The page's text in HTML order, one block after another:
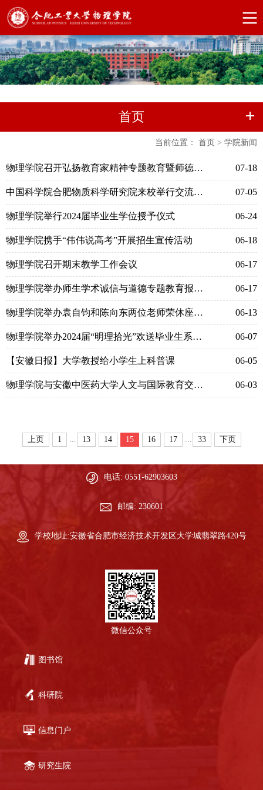
首页
当前位置： 首页 > 学院新闻
物理学院召开弘扬教育家精神专题教育暨师德师风建设座谈会 07-18
中国科学院合肥物质科学研究院来校举行交流活动 07-05
物理学院举行2024届毕业生学位授予仪式 06-24
物理学院携手“伟伟说高考”开展招生宣传活动 06-18
物理学院召开期末教学工作会议 06-17
物理学院举办师生学术诚信与道德专题教育报告会 06-17
物理学院举办袁自钧和陈向东两位老师荣休座谈会 06-13
物理学院举办2024届“明理拾光”欢送毕业生系列活动 06-07
【安徽日报】大学教授给小学生上科普课 06-05
物理学院与安徽中医药大学人文与国际教育交流学院赴肥西县开展“鸿鹄学堂”共建揭牌暨“六一”主题队日活动 06-03
上页 1 ... 13 14 15 16 17 ... 33 下页
电话: 0551-62903603
邮编: 230601
学校地址:安徽省合肥市经济技术开发区大学城翡翠路420号
微信公众号
图书馆
科研院
信息门户
研究生院